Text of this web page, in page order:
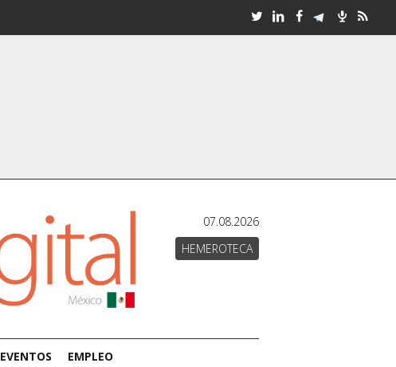
07.08.2026
HEMEROTECA
EVENTOS EMPLEO